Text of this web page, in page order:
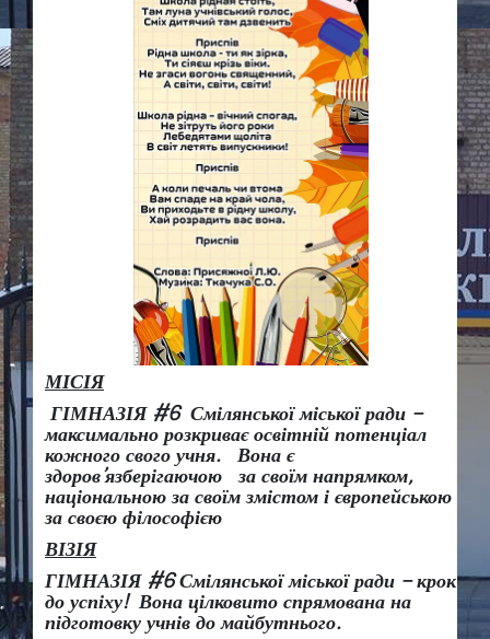
МІСІЯ
ГІМНАЗІЯ #6 Смілянської міської ради –
максимально розкриває освітній потенціал
кожного свого учня.
Вона є
здоров’язберігаючою за своїм напрямком,
національною за своїм змістом і європейською
за своєю філософією
ВІЗІЯ
ГІМНАЗІЯ #6 Смілянської міської ради – крок
до успіху! Вона цілковито спрямована на
підготовку учнів до майбутнього.